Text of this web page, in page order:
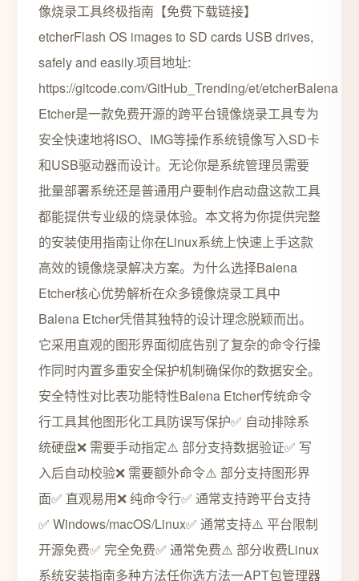
像烧录工具终极指南【免费下载链接】
etcherFlash OS images to SD cards USB drives,
safely and easily.项目地址:
https://gitcode.com/GitHub_Trending/et/etcherBalena
Etcher是一款免费开源的跨平台镜像烧录工具专为
安全快速地将ISO、IMG等操作系统镜像写入SD卡
和USB驱动器而设计。无论你是系统管理员需要
批量部署系统还是普通用户要制作启动盘这款工具
都能提供专业级的烧录体验。本文将为你提供完整
的安装使用指南让你在Linux系统上快速上手这款
高效的镜像烧录解决方案。为什么选择Balena
Etcher核心优势解析在众多镜像烧录工具中
Balena Etcher凭借其独特的设计理念脱颖而出。
它采用直观的图形界面彻底告别了复杂的命令行操
作同时内置多重安全保护机制确保你的数据安全。
安全特性对比表功能特性Balena Etcher传统命令
行工具其他图形化工具防误写保护✅ 自动排除系
统硬盘❌ 需要手动指定⚠️ 部分支持数据验证✅ 写
入后自动校验❌ 需要额外命令⚠️ 部分支持图形界
面✅ 直观易用❌ 纯命令行✅ 通常支持跨平台支持
✅ Windows/macOS/Linux✅ 通常支持⚠️ 平台限制
开源免费✅ 完全免费✅ 通常免费⚠️ 部分收费Linux
系统安装指南多种方法任你选方法一APT包管理器